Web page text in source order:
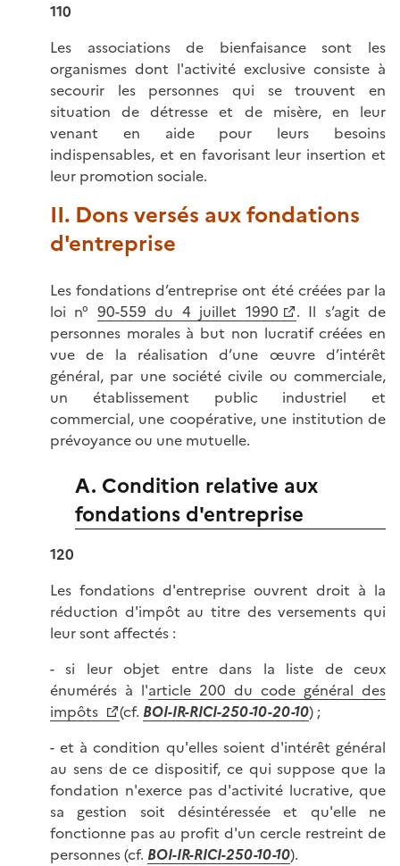
110
Les associations de bienfaisance sont les
organismes dont l'activité exclusive consiste à
secourir les personnes qui se trouvent en
situation de détresse et de misère, en leur
venant en aide pour leurs besoins
indispensables, et en favorisant leur insertion et
leur promotion sociale.
II. Dons versés aux fondations
d'entreprise
Les fondations d’entreprise ont été créées par la
loi n° 90-559 du 4 juillet 1990
. Il s’agit de
personnes morales à but non lucratif créées en
vue de la réalisation d’une œuvre d’intérêt
général, par une société civile ou commerciale,
un établissement public industriel et
commercial, une coopérative, une institution de
prévoyance ou une mutuelle.
A. Condition relative aux
fondations d'entreprise
120
Les fondations d'entreprise ouvrent droit à la
réduction d'impôt au titre des versements qui
leur sont affectés :
- si leur objet entre dans la liste de ceux
énumérés à l'article 200 du code général des
impôts
(cf. BOI-IR-RICI-250-10-20-10) ;
- et à condition qu'elles soient d'intérêt général
au sens de ce dispositif, ce qui suppose que la
fondation n'exerce pas d'activité lucrative, que
sa gestion soit désintéressée et qu'elle ne
fonctionne pas au profit d'un cercle restreint de
personnes (cf. BOI-IR-RICI-250-10-10).